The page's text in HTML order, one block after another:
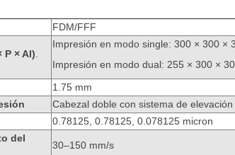
FDM/FFF
P × Al)
Impresión en modo single: 300 × 300 ×
Impresión en modo dual: 255 × 300 ×
1.75 mm
Cabezal doble con sistema de
0.78125, 0.78125, 0.078125 micron
del
30–150 mm/s